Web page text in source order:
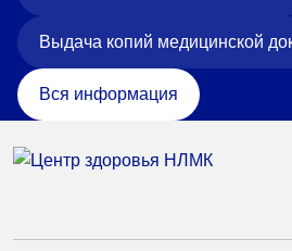
Выдача копий медицинской
Вся информация